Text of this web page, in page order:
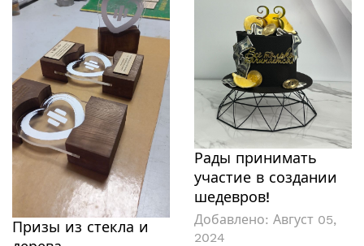
Призы из стекла и
Рады принимать
участие в создании
шедевров!
Добавлено: Август 05,
2024